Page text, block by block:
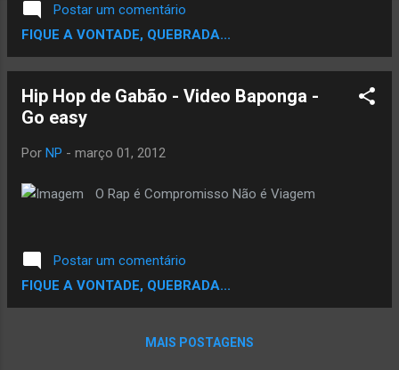
Postar um comentário
FIQUE A VONTADE, QUEBRADA...
Hip Hop de Gabão - Video Baponga -
Go easy
Por NP - março 01, 2012
O Rap é Compromisso Não é Viagem
Postar um comentário
FIQUE A VONTADE, QUEBRADA...
MAIS POSTAGENS